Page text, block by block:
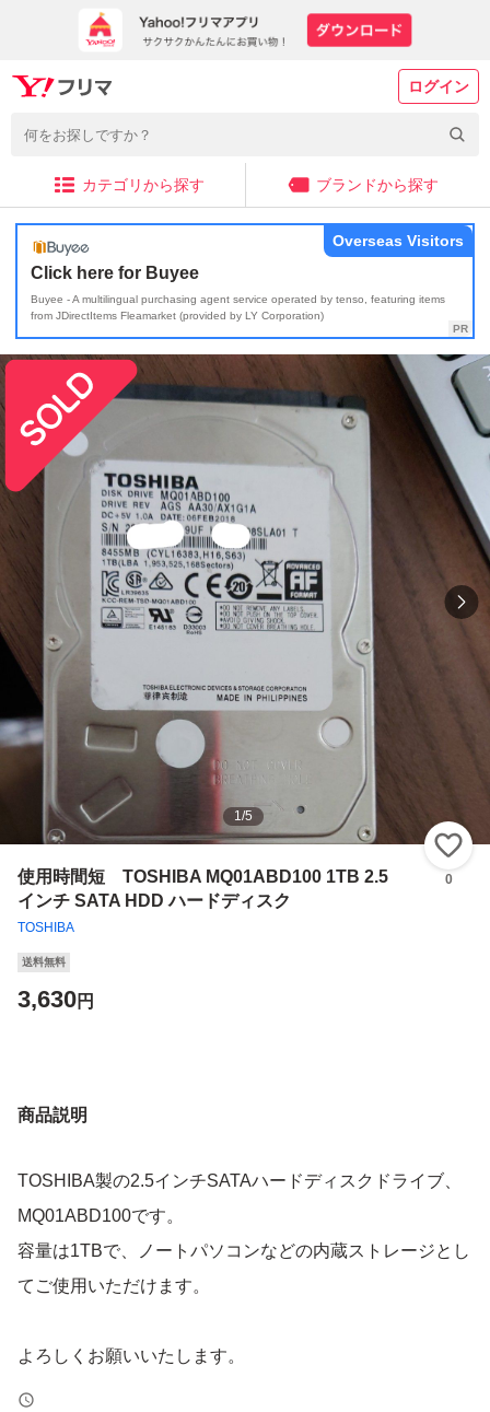
ログイン
カテゴリから探す ブランドから探す
Click here for Buyee
Buyee - A multilingual purchasing agent service operated by tenso, featuring items
from JDirectItems Fleamarket (provided by LY Corporation)
Overseas Visitors
1/5
使用時間短 TOSHIBA MQ01ABD100 1TB 2.5
インチ SATA HDD ハードディスク
TOSHIBA
0
送料無料
3,630円
商品説明
TOSHIBA製の2.5インチSATAハードディスクドライブ、
MQ01ABD100です。
容量は1TBで、ノートパソコンなどの内蔵ストレージとし
てご使用いただけます。
よろしくお願いいたします。